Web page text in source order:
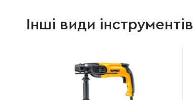
Інші види інструментів